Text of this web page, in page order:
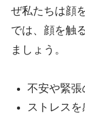
ぜ私たちは顔
では、顔を触
ましょう。
不安や緊張
ストレス